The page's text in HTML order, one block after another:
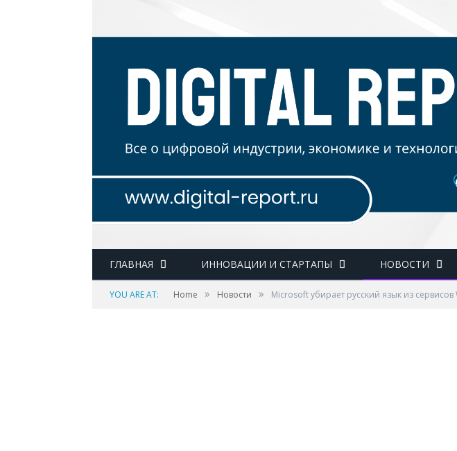
ГЛАВНАЯ ИННОВАЦИИ И СТАРТАПЫ НОВОСТИ
YOU ARE AT: Home » Новости » Microsoft убирает русский язык из сервисов